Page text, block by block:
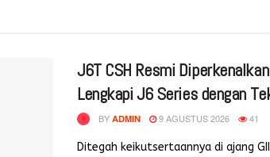
J6T CSH Resmi
Lengkapi J6 Series dengan
BY ADMIN 9 AGUSTUS 2026 41
Ditegah keikutsertaannya di ajang